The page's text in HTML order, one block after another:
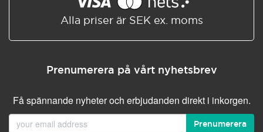
Alla priser är SEK ex. moms
Prenumerera på vårt nyhetsbrev
Få spännande nyheter och erbjudanden direkt i inkorgen.
Prenumerera